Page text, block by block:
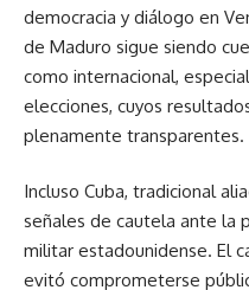
democracia y diálogo en
de Maduro sigue siendo
como internacional,
elecciones, cuyos
plenamente transparentes.
Incluso Cuba, tradicional
señales de cautela ante la
militar estadounidense. El
evitó comprometerse